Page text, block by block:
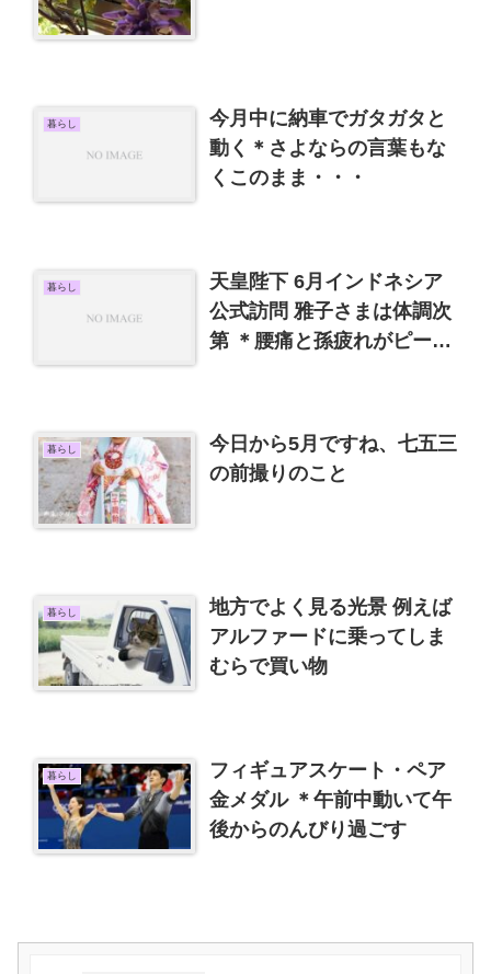
暮らし
今月中に納車でガタガタと
動く＊さよならの言葉もな
くこのまま・・・
暮らし
天皇陛下 6月インドネシア
公式訪問 雅子さまは体調次
第 ＊腰痛と孫疲れがピーク
暮らし
今日から5月ですね、七五三
の前撮りのこと
暮らし
地方でよく見る光景 例えば
アルファードに乗ってしま
むらで買い物
暮らし
フィギュアスケート・ペア
金メダル ＊午前中動いて午
後からのんびり過ごす